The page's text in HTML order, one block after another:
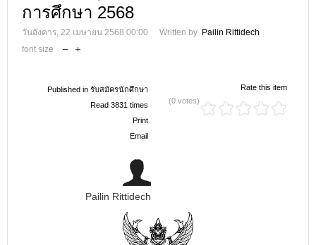
การศึกษา 2568
วันอังคาร, 22 เมษายน 2568 00:00 Written by Pailin Rittidech
font size
Published in รับสมัครนักศึกษา
Read 3831 times
Print
Email
Rate this item
(0 votes)
Pailin Rittidech